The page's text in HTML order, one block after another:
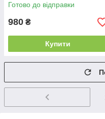
Готово до відправки
980 ₴
Купити